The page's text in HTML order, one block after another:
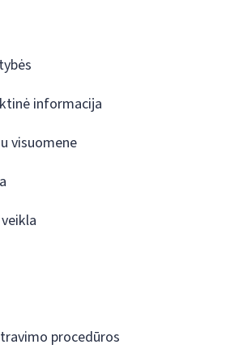
informacija
visuomene
procedūros